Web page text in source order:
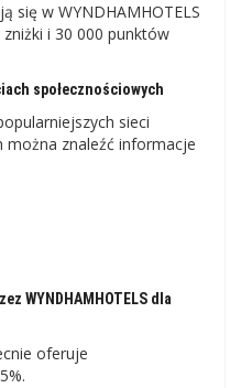
się w WYNDHAMHOTELS
i 30 000 punktów
społecznościowych
sieci
można znaleźć informacje
WYNDHAMHOTELS dla
oferuje